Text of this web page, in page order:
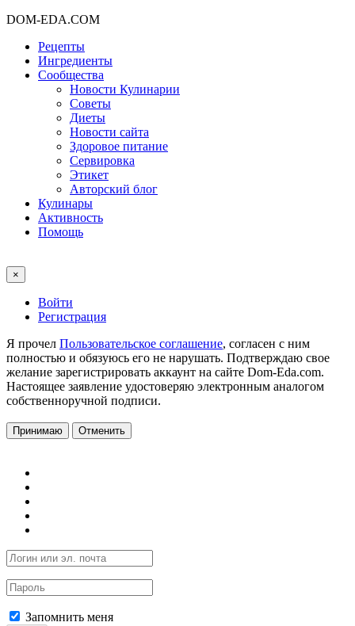
DOM-EDA.COM
Рецепты
Ингредиенты
Сообщества
Новости Кулинарии
Советы
Диеты
Новости сайта
Здоровое питание
Сервировка
Этикет
Авторский блог
Кулинары
Активность
Помощь
×
Войти
Регистрация
Я прочел Пользовательское соглашение, согласен с ним
полностью и обязуюсь его не нарушать. Подтверждаю свое
желание зарегистрировать аккаунт на сайте Dom-Eda.com.
Настоящее заявление удостоверяю электронным аналогом
собственноручной подписи.
Принимаю Отменить
Запомнить меня